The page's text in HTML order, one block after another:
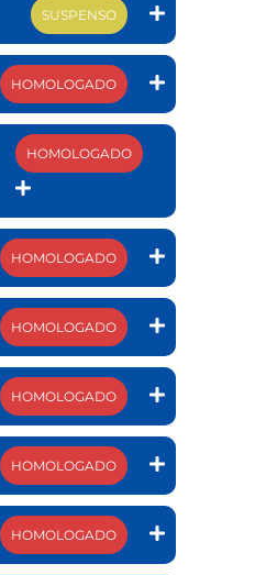
SUSPENSO
HOMOLOGADO
HOMOLOGADO
HOMOLOGADO
HOMOLOGADO
HOMOLOGADO
HOMOLOGADO
HOMOLOGADO